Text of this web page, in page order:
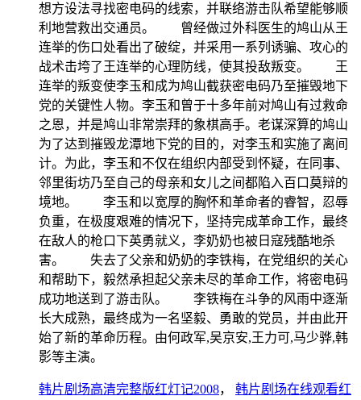
想方设法寻找密电码的线索，并联络游击队希望能够顺
利地营救出交通员。 曾经做过外科医生的鸠山从王
连举的伤口处看出了破绽，并采用一系列诱骗、攻心的
战术击垮了王连举的心理防线，使其投敌叛变。 王
连举的叛变使李玉和成为鸠山截获密电码乃至摧毁地下
党的关键性人物。李玉和曾于十多年前对鸠山有过救命
之恩，并是鸠山非常崇拜的象棋高手。老谋深算的鸠山
为了达到摧毁龙潭地下党的目的，对李玉和实施了离间
计。为此，李玉和不仅在组织内部受到怀疑，在同事、
邻里街坊乃至自己的母亲和女儿之间都陷入百口莫辩的
境地。 李玉和以宽厚的胸怀和革命者的睿智，忍辱
负重，在极度艰难的情况下，坚持完成革命工作，最终
在敌人的枪口下英勇就义，李奶奶也被日寇残酷地杀
害。 失去了父亲和奶奶的李铁梅，在党组织的关心
和帮助下，毅然承担起父亲未尽的革命工作，将密电码
成功地送到了游击队。 李铁梅在斗争的风雨中逐渐
长大成熟，最终成为一名坚毅、勇敢的党员，并由此开
始了新的革命历程。由何政军,吴京安,王力可,马少骅,韩
影等主演。
韩片剧场高清完整版红灯记2008，
韩片剧场在线观看红